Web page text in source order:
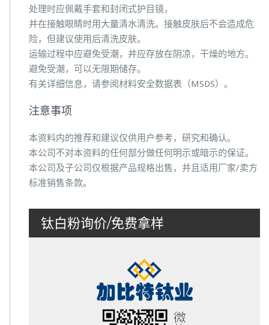
处理时应佩戴手套和封闭式护目镜，
并在接触眼睛时用大量清水清洗。接触皮肤后不会造成危
险，但建议使用后清洗皮肤。
运输过程中应避免受潮，并应存放在阴凉，干燥的地方。
避免受潮，可以无限期储存。
有关详细信息，请参阅材料安全数据表（MSDS）。
注意事项
本资料内的推荐和建议仅供用户参考，研究和确认。
本公司不对本资料的任何部分做任何明示或暗示的保证。
本公司及子公司仅根据产品规格出售，并且适用厂家/卖方
标准销售条款。
钛白粉询价/免费拿样